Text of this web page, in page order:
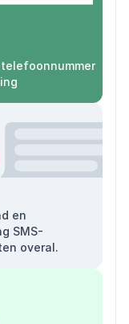
en
SMS-
overal.